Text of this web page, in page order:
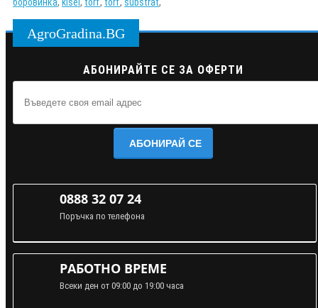
боровинка, kisel , torf, torf, substrat,
AgroGradina.BG
АБОНИРАЙТЕ СЕ ЗА ОФЕРТИ
АБОНИРАЙ СЕ
0888 32 07 24
Поръчка по телефона
РАБОТНО ВРЕМЕ
Всеки ден от 09:00 до 19:00 часа